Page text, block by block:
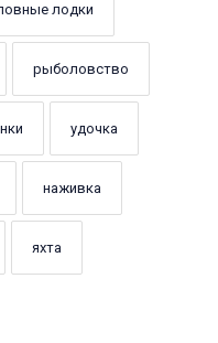
лодки
рыболовство
удочка
наживка
яхта